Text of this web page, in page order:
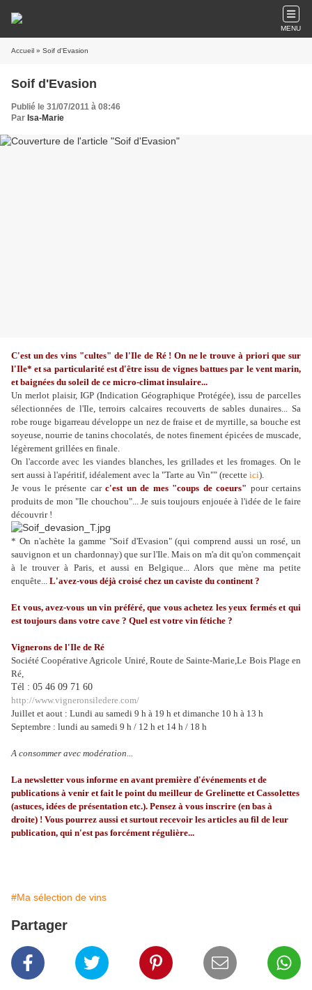
MENU
Accueil » Soif d'Evasion
Soif d'Evasion
Publié le 31/07/2011 à 08:46
Par Isa-Marie
C'est un des vins "cultes" de l'Ile de Ré ! On ne le trouve à priori que sur
l'Ile* et sa particularité est d'être issu de vignes battues par le vent marin,
et baignées du soleil de ce micro-climat insulaire...
Un merlot plaisir, IGP (Indication Géographique Protégée), issu de parcelles
sélectionnées de l'Ile, terroirs calcaires recouverts de sables dunaires... Sa
robe rouge bigarreau développe un nez de fraise et de myrtille, sa bouche est
soyeuse, nourrie de tanins chocolatés, de notes finement épicées de muscade,
légèrement grillées en finale.
On l'accorde avec les viandes blanches, les grillades et les fromages. On le
sert aussi à l'apéritif, idéalement avec la "Tarte au Vin"" (recette ici).
Je vous le présente carc'est un de mes "coups de coeurs" pour certains
produits de mon "Ile chouchou"... Je suis toujours enjouée à l'idée de le faire
découvrir !
* On n'achète la gamme "Soif d'Evasion" (qui comprend aussi un rosé, un
sauvignon et un chardonnay) que sur l'Ile. Mais on m'a dit qu'on commençait
à le trouver à Paris, et aussi en Belgique... Alors que mène ma petite
enquête... L'avez-vous déjà croisé chez un caviste du continent ?
Et vous, avez-vous un vin préféré, que vous achetez les yeux fermés et qui
est toujours dans votre cave ? Quel est votre vin fétiche ?
Vignerons de l'Ile de Ré
Société Coopérative Agricole Uniré, Route de Sainte-Marie,Le Bois Plage en
Ré,
Tél : 05 46 09 71 60
http://www.vigneronsiledere.com/
Juillet et aout : Lundi au samedi 9 h à 19 h et dimanche 10 h à 13 h
Septembre : lundi au samedi 9 h / 12 h et 14 h / 18 h
A consommer avec modération...
La newsletter vous informe en avant première d'événements et de
publications à venir et fait le point du meilleur de Grelinette et Cassolettes
(astuces, idées de présentation etc.). Pensez à vous inscrire (en bas à
droite) ! Vous pourrez aussi et surtout recevoir les articles au fil de leur
publication, qui n'est pas forcément régulière...
#Ma sélection de vins
Partager